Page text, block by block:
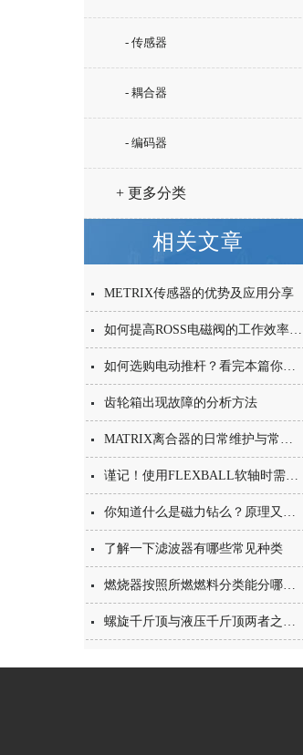
- 传感器
- 耦合器
- 编码器
+ 更多分类
相关文章
METRIX传感器的优势及应用分享
如何提高ROSS电磁阀的工作效率和可靠性？
如何选购电动推杆？看完本篇你就知道了
齿轮箱出现故障的分析方法
MATRIX离合器的日常维护与常见故障排除指南
谨记！使用FLEXBALL软轴时需要注意这些
你知道什么是磁力钻么？原理又是什么呢？
了解一下滤波器有哪些常见种类
燃烧器按照所燃燃料分类能分哪些呢
螺旋千斤顶与液压千斤顶两者之间的区别有哪些呢